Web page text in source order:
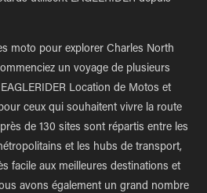
moto pour explorer Charles North
un voyage de plusieurs
Location de Motos et
ceux qui souhaitent vivre la route
de 130 sites sont répartis entre les
et les hubs de transport,
facile aux meilleures destinations et
avons également un grand nombre